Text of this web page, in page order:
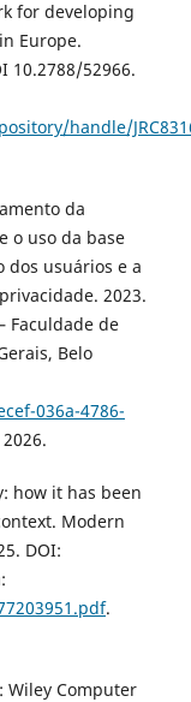
for developing
Europe.
10.2788/52966.
handle/
da
o uso da base
dos usuários e a
2023.
Faculdade de
Belo
036a-4786-
how it has been
Modern
DOI:
.
Wiley Computer